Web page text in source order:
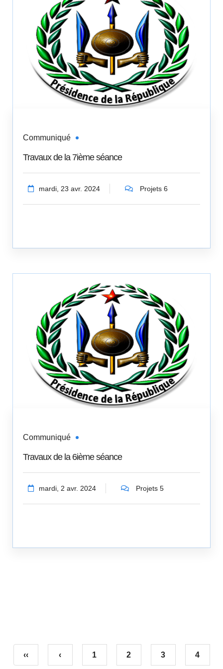
Communiqué
Travaux de la 7ième séance
mardi, 23 avr. 2024 Projets 6
Communiqué
Travaux de la 6ième séance
mardi, 2 avr. 2024 Projets 5
‹‹ ‹ 1 2 3 4